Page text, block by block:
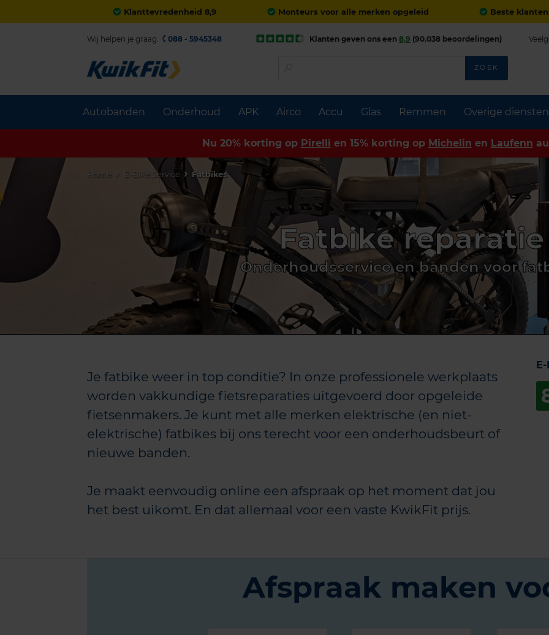
Klanttevredenheid 8,9 Monteurs voor alle merken opgeleid Beste
Autobanden Onderhoud APK Airco Accu Glas Remmen Overige diensten
Wij helpen je graag. 088 - 5945348 Klanten geven ons een 8,9 (90.038 beoordelingen)
ZOEK
Nu 20% korting op Pirelli en 15% korting op Michelin en Laufenn
Home E-Bike Service Fatbikes
Fatbike reparatie
Onderhoudsservice en banden voor
Je fatbike weer in top conditie? In onze professionele werkplaats
worden vakkundige fietsreparaties uitgevoerd door opgeleide
fietsenmakers. Je kunt met alle merken elektrische (en niet-
elektrische) fatbikes bij ons terecht voor een onderhoudsbeurt of
nieuwe banden.
Je maakt eenvoudig online een afspraak op het moment dat jou
het best uikomt. En dat allemaal voor een vaste KwikFit prijs.
Afspraak maken